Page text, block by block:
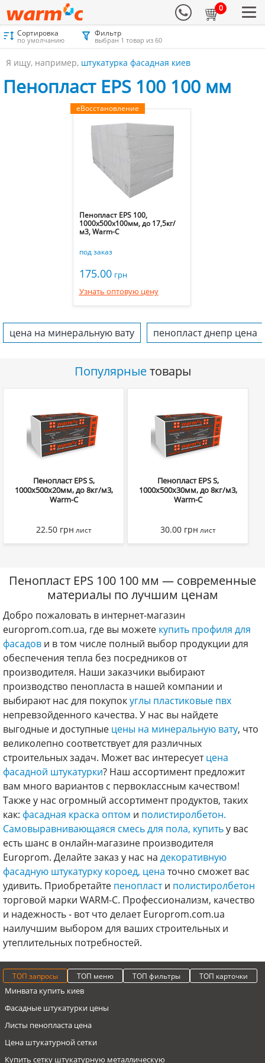
0
Материалы для утепления Каталог
Пенопласт
Пенопласт EPS 100 100 мм
Я ищу, например, штукатурка фасадная киев
Сортировка
по умолчанию
Фильтр
выбран 1 товар из 60
Пенопласт EPS 100 100 мм
еВосстановление
Пенопласт EPS 100,
1000х500х100мм, до 17,5кг/
м3, Warm-C
под заказ
175.00 грн
Узнать оптовую цену
цена на минеральную вату пенопласт днепр цена
Популярныетовары
Пенопласт EPS S,
1000х500х20мм, до 8кг/м3,
Warm-C
22.50 грн лист
Пенопласт EPS S,
1000х500х30мм, до 8кг/м3,
Warm-C
30.00 грн лист
Пенопласт EPS 100 100 мм — современные
материалы по лучшим ценам
Добро пожаловать в интернет-магазин
europrom.com.ua, где вы можете купить профиля для
фасадов и в том числе полный выбор продукции для
обеспечения тепла без посредников от
производителя. Наши заказчики выбирают
производство пенопласта в нашей компании и
выбирают нас для покупокуглы пластиковые пвх
непревзойденного качества. У нас вы найдете
выгодные и доступные цены на минеральную вату, что
великолепно соответствует для различных
строительных задач. Может вас интересуетцена
фасадной штукатурки? Наш ассортимент предложит
вам много вариантов с первоклассным качеством!
Также у нас огромный ассортимент продуктов, таких
как: фасадная краска оптом и полистиролбетон.
Самовыравнивающаяся смесь для пола, купитьу вас
есть шанс в онлайн-магазине производителя
Europrom. Делайте заказ у нас на декоративную
фасадную штукатурку короед, цена точно сможет вас
удивить. Приобретайте пенопласти полистиролбетон
торговой марки WARM-C. Профессионализм, качество
и надежность - вот что делает Europrom.com.ua
наилучшим выбором для ваших строительных и
утеплительных потребностей.
ТОП запросы ТОП меню ТОП фильтры ТОП карточки
Минвата купить киев
Фасадные штукатурки цены
Листы пенопласта цена
Цена штукатурной сетки
Купить сетку штукатурную металлическую